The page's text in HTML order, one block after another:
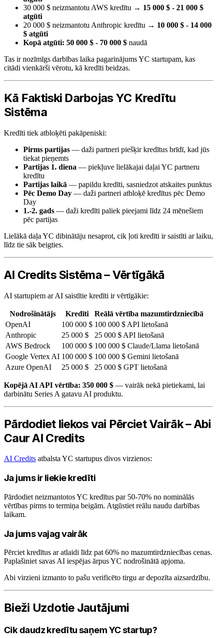
30 000 $ neizmantotu AWS kredītu → 15 000 $ - 21 000 $
atgūti
20 000 $ neizmantotu Anthropic kredītu → 10 000 $ - 14 000
$ atgūti
Kopā atgūti: 50 000 $ - 70 000 $ naudā
Tas ir nozīmīgs darbības laika pagarinājums YC startupam, kas
citādi vienkārši vērotu, kā kredīti beidzas.
Kā Faktiski Darbojas YC Kredītu
Sistēma
Kredīti tiek atbloķēti pakāpeniski:
Pirms partijas — daži partneri piešķir kredītus brīdī, kad jūs
tiekat pieņemts
Partijas 1. diena — piekļuve lielākajai daļai YC partneru
kredītu
Partijas laikā — papildu kredīti, sasniedzot atskaites punktus
Pēc Demo Day — daži partneri atbloķē kredītus pēc Demo
Day
1.-2. gads — daži kredīti paliek pieejami līdz 24 mēnešiem
pēc partijas
Lielākā daļa YC dibinātāju nesaprot, cik ļoti kredīti ir saistīti ar laiku,
līdz tie sāk beigties.
AI Credits Sistēma – Vērtīgākā
AI startupiem ar AI saistītie kredīti ir vērtīgākie:
Nodrošinātājs Kredīti
Reālā vērtība mazumtirdzniecībā
OpenAI
100 000 $ 100 000 $ API lietošanā
Anthropic
25 000 $
25 000 $ API lietošanā
AWS Bedrock
100 000 $ 100 000 $ Claude/Llama lietošanā
Google Vertex AI 100 000 $ 100 000 $ Gemini lietošanā
Azure OpenAI
25 000 $ 25 000 $ GPT lietošanā
Kopējā AI API vērtība: 350 000 $ — vairāk nekā pietiekami, lai
darbinātu Series A gatavu AI produktu.
Pārdodiet liekos vai Pērciet Vairāk – Abi
Caur AI Credits
AI Credits atbalsta YC startupus divos virzienos:
Ja jums ir liekie kredīti
Pārdodiet neizmantotos YC kredītus par 50-70% no nominālās
vērtības pirms to termiņa beigām. Atgūstiet reālu naudu darbības
laikam.
Ja jums vajag vairāk
Pērciet kredītus ar atlaidi līdz pat 60% no mazumtirdzniecības cenas.
Paplašiniet savas AI iespējas ārpus YC nodrošinātā apjoma.
Abi virzieni izmanto to pašu verificēto tirgu ar depozīta aizsardzību.
Bieži Uzdotie Jautājumi
Cik daudz kredītu saņem YC startup?